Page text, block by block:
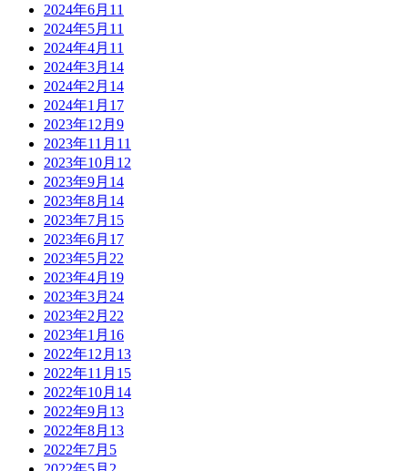
2024年6月 11
2024年5月 11
2024年4月 11
2024年3月 14
2024年2月 14
2024年1月 17
2023年12月 9
2023年11月 11
2023年10月 12
2023年9月 14
2023年8月 14
2023年7月 15
2023年6月 17
2023年5月 22
2023年4月 19
2023年3月 24
2023年2月 22
2023年1月 16
2022年12月 13
2022年11月 15
2022年10月 14
2022年9月 13
2022年8月 13
2022年7月 5